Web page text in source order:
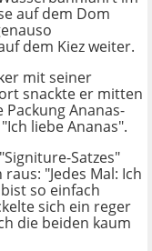
auf dem Dom
dem Kiez weiter.
mit seiner
snackte er mitten
Ananas-
liebe Ananas".
Satzes"
"Jedes Mal: Ich
so einfach
sich ein reger
die beiden kaum